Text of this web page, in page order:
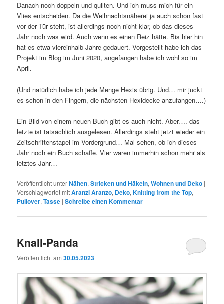
Danach noch doppeln und quilten. Und ich muss mich für ein
Vlies entscheiden. Da die Weihnachtsnäherei ja auch schon fast
vor der Tür steht, ist allerdings noch nicht klar, ob das dieses
Jahr noch was wird. Auch wenn es einen Reiz hätte. Bis hier hin
hat es etwa viereinhalb Jahre gedauert. Vorgestellt habe ich das
Projekt im Blog im Juni 2020, angefangen habe ich wohl so im
April.
(Und natürlich habe ich jede Menge Hexis übrig. Und… mir juckt
es schon in den Fingern, die nächsten Hexidecke anzufangen….)
Ein Bild von einem neuen Buch gibt es auch nicht. Aber…. das
letzte ist tatsächlich ausgelesen. Allerdings steht jetzt wieder ein
Zeitschriftenstapel im Vordergrund… Mal sehen, ob ich dieses
Jahr noch ein Buch schaffe. Vier waren immerhin schon mehr als
letztes Jahr…
Veröffentlicht unterNähen,Stricken und Häkeln,Wohnen und Deko |
Verschlagwortet mitAranzi Aranzo, Deko,Knitting from the Top,
Pullover,Tasse |Schreibe einen Kommentar
Knall-Panda
Veröffentlicht am30.05.2023